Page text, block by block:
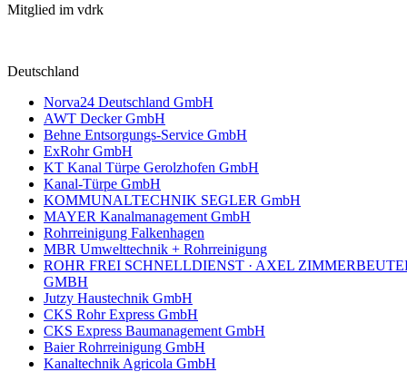
Mitglied im vdrk
Deutschland
Norva24 Deutschland GmbH
AWT Decker GmbH
Behne Entsorgungs-Service GmbH
ExRohr GmbH
KT Kanal Türpe Gerolzhofen GmbH
Kanal-Türpe GmbH
KOMMUNALTECHNIK SEGLER GmbH
MAYER Kanalmanagement GmbH
Rohrreinigung Falkenhagen
MBR Umwelttechnik + Rohrreinigung
ROHR FREI SCHNELLDIENST · AXEL
GMBH
Jutzy Haustechnik GmbH
CKS Rohr Express GmbH
CKS Express Baumanagement GmbH
Baier Rohrreinigung GmbH
Kanaltechnik Agricola GmbH